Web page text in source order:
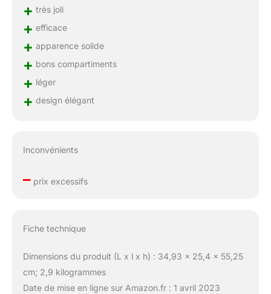
+ très joli
+ efficace
+ apparence solide
+ bons compartiments
+ léger
+ design élégant
Inconvénients
–prix excessifs
Fiche technique
Dimensions du produit (L x l x h) : 34,93 x 25,4 x 55,25
cm; 2,9 kilogrammes
Date de mise en ligne sur Amazon.fr : 1 avril 2023